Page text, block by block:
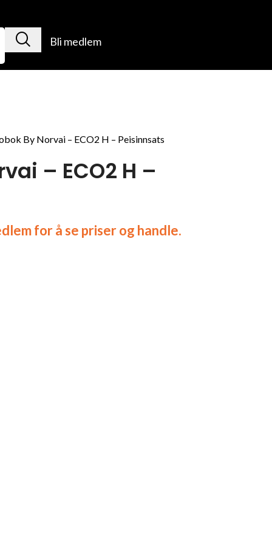
Bli medlem
By Norvai – ECO2 H – Peisinnsats
– ECO2 H –
for å se priser og handle.